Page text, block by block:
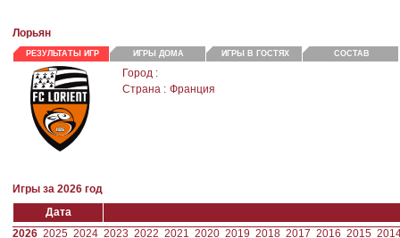
Лорьян
РЕЗУЛЬТАТЫ ИГР ИГРЫ ДОМА ИГРЫ В ГОСТЯХ СОСТАВ
Город :
Страна : Франция
Игры за 2026 год
Дата
2026 2025 2024 2023 2022 2021 2020 2019 2018 2017 2016 2015